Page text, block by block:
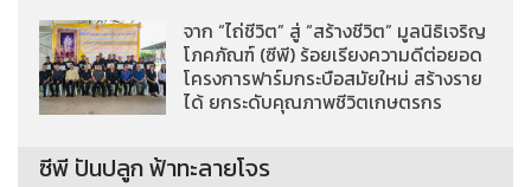
จาก “ไถ่ชีวิต” สู่ “สร้างชีวิต” มูลนิธิเจริญ
โภคภัณฑ์ (ซีพี) ร้อยเรียงความดีต่อยอด
โครงการฟาร์มกระบือสมัยใหม่ สร้างราย
ได้ ยกระดับคุณภาพชีวิตเกษตรกร
ซีพี ปันปลูก ฟ้าทะลายโจร